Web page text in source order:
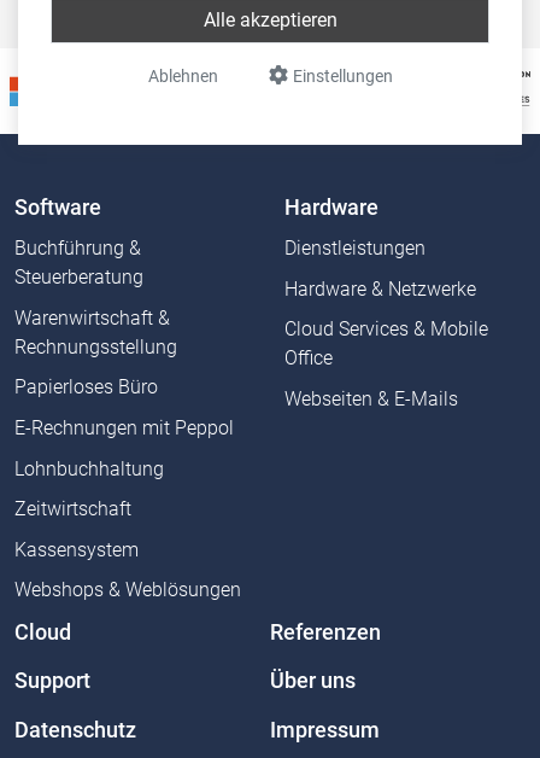
Einstellungen
Ablehnen
Alle akzeptieren
Software
Buchführung &
Steuerberatung
Warenwirtschaft &
Rechnungsstellung
Papierloses Büro
E-Rechnungen mit Peppol
Lohnbuchhaltung
Zeitwirtschaft
Kassensystem
Webshops & Weblösungen
Hardware
Dienstleistungen
Hardware & Netzwerke
Cloud Services & Mobile
Office
Webseiten & E-Mails
Cloud Referenzen
Support Über uns
Datenschutz Impressum